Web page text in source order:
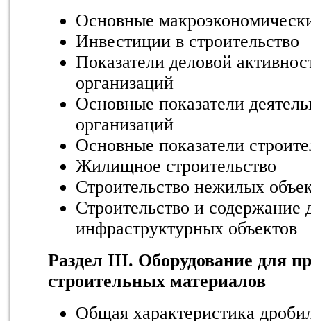
Основные
Инвестиции в строительство
Показатели деловой
организаций
Основные показатели
организаций
Основные показатели
Жилищное строительство
Строительство нежилых
Строительство и
инфраструктурных объектов
Раздел III. Оборудование для
строительных материалов
Общая характеристика